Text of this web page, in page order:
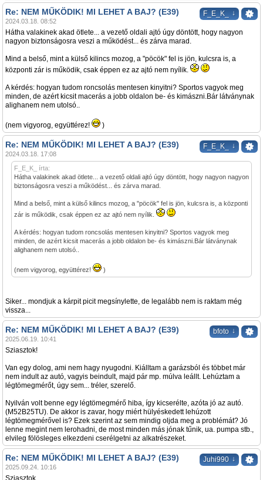
F_E_K_ ↓
Re: NEM MŰKÖDIK! MI LEHET A BAJ? (E39)
2024.03.18. 08:52
Hátha valakinek akad ötlete... a vezető oldali ajtó úgy döntött, hogy nagyon
nagyon biztonságosra veszi a működést... és zárva marad.
Mind a belső, mint a külső kilincs mozog, a "pöcök" fel is jön, kulcsra is, a
központi zár is működik, csak éppen ez az ajtó nem nyílik.
A kérdés: hogyan tudom roncsolás mentesen kinyitni? Sportos vagyok meg
minden, de azért kicsit macerás a jobb oldalon be- és kimászni.Bár látványnak
alighanem nem utolsó..
(nem vigyorog, együttérez! )
F_E_K_ ↓
Re: NEM MŰKÖDIK! MI LEHET A BAJ? (E39)
2024.03.18. 17:08
F_E_K_ írta:
Hátha valakinek akad ötlete... a vezető oldali ajtó úgy döntött, hogy nagyon nagyon
biztonságosra veszi a működést... és zárva marad.
Mind a belső, mint a külső kilincs mozog, a "pöcök" fel is jön, kulcsra is, a központi
zár is működik, csak éppen ez az ajtó nem nyílik.
A kérdés: hogyan tudom roncsolás mentesen kinyitni? Sportos vagyok meg
minden, de azért kicsit macerás a jobb oldalon be- és kimászni.Bár látványnak
alighanem nem utolsó..
(nem vigyorog, együttérez! )
Siker... mondjuk a kárpit picit megsínylette, de legalább nem is raktam még
vissza...
bfoto ↓
Re: NEM MŰKÖDIK! MI LEHET A BAJ? (E39)
2025.06.19. 10:41
Sziasztok!
Van egy dolog, ami nem hagy nyugodni. Kiálltam a garázsból és többet már
nem indult az autó, vagyis beindult, majd pár mp. múlva leállt. Lehúztam a
légtömegmérőt, úgy sem... tréler, szerelő.
Nyilván volt benne egy légtömegmérő hiba, így kicserélte, azóta jó az autó.
(M52B25TU). De akkor is zavar, hogy miért hülyéskedett lehúzott
légtömegmérővel is? Ezek szerint az sem mindig oljda meg a problémát? Jó
lenne megint nem lerohadni, de most minden más jónak tűnik, ua. pumpa stb.,
elvileg fölösleges elkezdeni cserélgetni az alkatrészeket.
Juhi990 ↓
Re: NEM MŰKÖDIK! MI LEHET A BAJ? (E39)
2025.09.24. 10:16